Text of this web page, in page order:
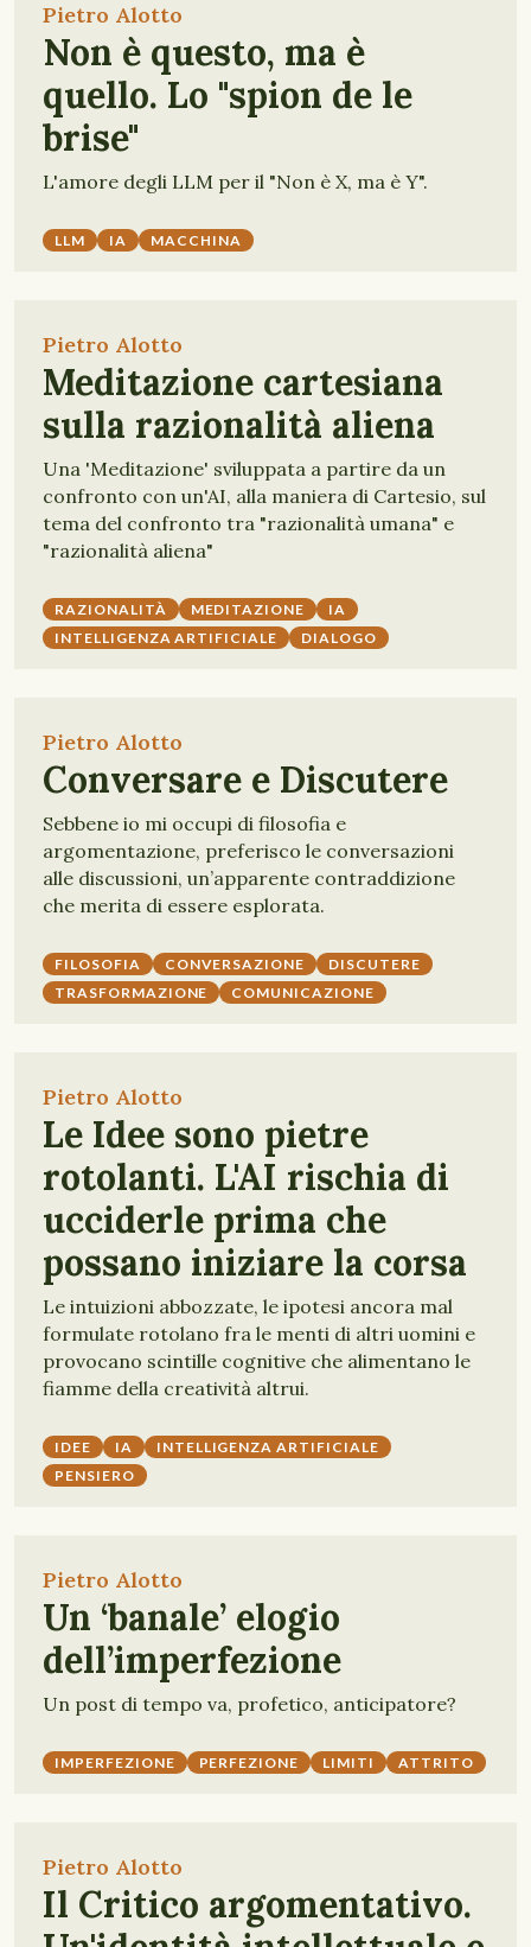
Pietro Alotto
Non è questo, ma è
quello. Lo "spion de le
brise"
L'amore degli LLM per il "Non è X, ma è Y".
LLM IA MACCHINA
Pietro Alotto
Meditazione cartesiana
sulla razionalità aliena
Una 'Meditazione' sviluppata a partire da un
confronto con un'AI, alla maniera di Cartesio, sul
tema del confronto tra "razionalità umana" e
"razionalità aliena"
RAZIONALITÀ MEDITAZIONE
IA
INTELLIGENZA ARTIFICIALE
DIALOGO
Pietro Alotto
Conversare e Discutere
Sebbene io mi occupi di filosofia e
argomentazione, preferisco le conversazioni
alle discussioni, un’apparente contraddizione
che merita di essere esplorata.
FILOSOFIA CONVERSAZIONE
DISCUTERE
TRASFORMAZIONE
COMUNICAZIONE
Pietro Alotto
Le Idee sono pietre
rotolanti. L'AI rischia di
ucciderle prima che
possano iniziare la corsa
Le intuizioni abbozzate, le ipotesi ancora mal
formulate rotolano fra le menti di altri uomini e
provocano scintille cognitive che alimentano le
fiamme della creatività altrui.
IDEE IA
INTELLIGENZA ARTIFICIALE
PENSIERO
Pietro Alotto
Un ‘banale’ elogio
dell’imperfezione
Un post di tempo va, profetico, anticipatore?
IMPERFEZIONE PERFEZIONE LIMITI ATTRITO
Pietro Alotto
Il Critico argomentativo.